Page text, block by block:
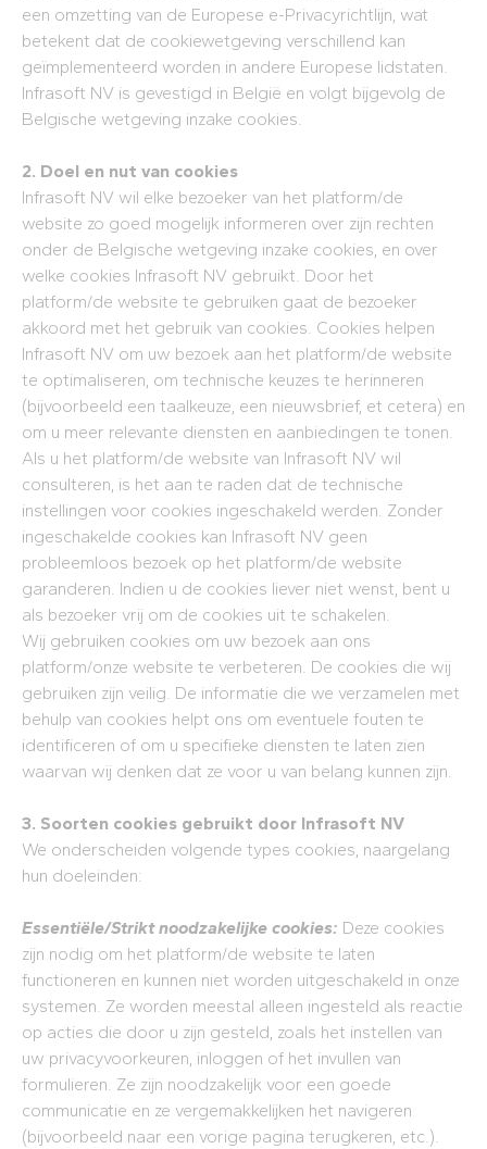
een omzetting van de Europese e-Privacyrichtlijn, wat
betekent dat de cookiewetgeving verschillend kan
geïmplementeerd worden in andere Europese lidstaten.
Infrasoft NV is gevestigd in België en volgt bijgevolg de
Belgische wetgeving inzake cookies.
2. Doel en nut van cookies
Infrasoft NV wil elke bezoeker van het platform/de
website zo goed mogelijk informeren over zijn rechten
onder de Belgische wetgeving inzake cookies, en over
welke cookies Infrasoft NV gebruikt. Door het
platform/de website te gebruiken gaat de bezoeker
akkoord met het gebruik van cookies. Cookies helpen
Infrasoft NV om uw bezoek aan het platform/de website
te optimaliseren, om technische keuzes te herinneren
(bijvoorbeeld een taalkeuze, een nieuwsbrief, et cetera) en
om u meer relevante diensten en aanbiedingen te tonen.
Als u het platform/de website van Infrasoft NV wil
consulteren, is het aan te raden dat de technische
instellingen voor cookies ingeschakeld werden. Zonder
ingeschakelde cookies kan Infrasoft NV geen
probleemloos bezoek op het platform/de website
garanderen. Indien u de cookies liever niet wenst, bent u
als bezoeker vrij om de cookies uit te schakelen.
Wij gebruiken cookies om uw bezoek aan ons
platform/onze website te verbeteren. De cookies die wij
gebruiken zijn veilig. De informatie die we verzamelen met
behulp van cookies helpt ons om eventuele fouten te
identificeren of om u specifieke diensten te laten zien
waarvan wij denken dat ze voor u van belang kunnen zijn.
3. Soorten cookies gebruikt door Infrasoft NV
We onderscheiden volgende types cookies, naargelang
hun doeleinden:
Essentiële/Strikt noodzakelijke cookies: Deze cookies
zijn nodig om het platform/de website te laten
functioneren en kunnen niet worden uitgeschakeld in onze
systemen. Ze worden meestal alleen ingesteld als reactie
op acties die door u zijn gesteld, zoals het instellen van
uw privacyvoorkeuren, inloggen of het invullen van
formulieren. Ze zijn noodzakelijk voor een goede
communicatie en ze vergemakkelijken het navigeren
(bijvoorbeeld naar een vorige pagina terugkeren, etc.).